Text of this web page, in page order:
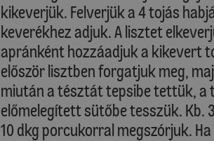
kikeverjük. Felverjük a 4 tojás
keverékhez adjuk. A lisztet
apránként hozzáadjuk a kikevert
először lisztben forgatjuk meg,
miután a tésztát tepsibe tettük, a
előmelegített sütőbe tesszük. Kb.
10 dkg porcukorral megszórjuk.